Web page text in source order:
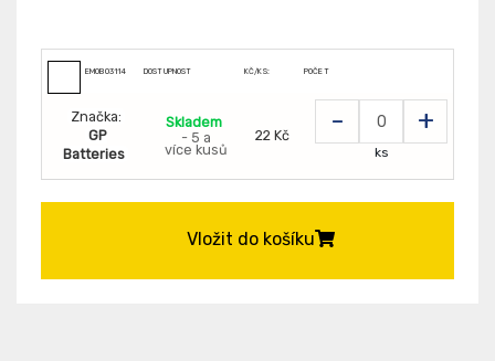
EMOB03114 DOSTUPNOST KČ/KS: POČET
Značka:
GP
Batteries
Skladem
- 5 a
více kusů
22 Kč - +
ks
Vložit do košíku